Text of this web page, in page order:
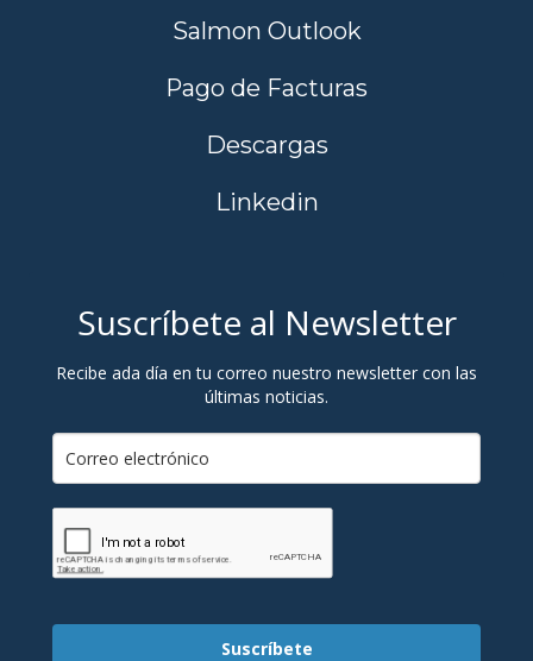
Salmon Outlook
Pago de Facturas
Descargas
Linkedin
Suscríbete al Newsletter
Recibe ada día en tu correo nuestro newsletter con las
últimas noticias.
Suscríbete